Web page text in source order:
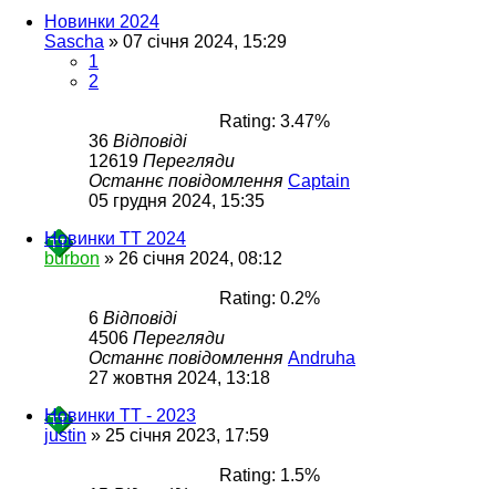
Новинки 2024
Sascha » 07 січня 2024, 15:29
1
2
Rating: 3.47%
36 Відповіді
12619 Перегляди
Останнє повідомлення Captain
05 грудня 2024, 15:35
Новинки ТТ 2024
burbon » 26 січня 2024, 08:12
Rating: 0.2%
6 Відповіді
4506 Перегляди
Останнє повідомлення Andruha
27 жовтня 2024, 13:18
Новинки ТТ - 2023
justin » 25 січня 2023, 17:59
Rating: 1.5%